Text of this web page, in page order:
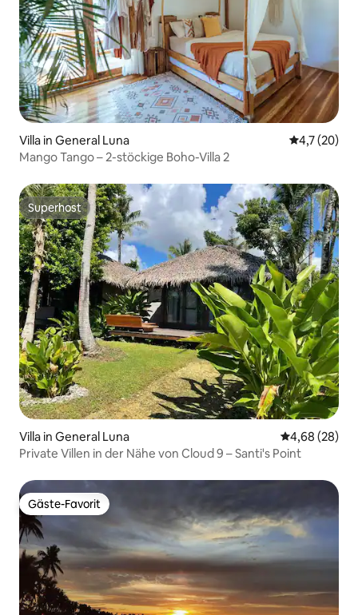
Villa in General Luna
4,7 (20)
Mango Tango – 2-stöckige Boho-Villa 2
Superhost
Superhost
Villa in General Luna
4,68 (28)
Private Villen in der Nähe von Cloud 9 – Santi's Point
Gäste-Favorit
Gäste-Favorit